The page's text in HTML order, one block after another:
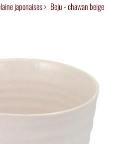
japonaises› Beju - chawan beige